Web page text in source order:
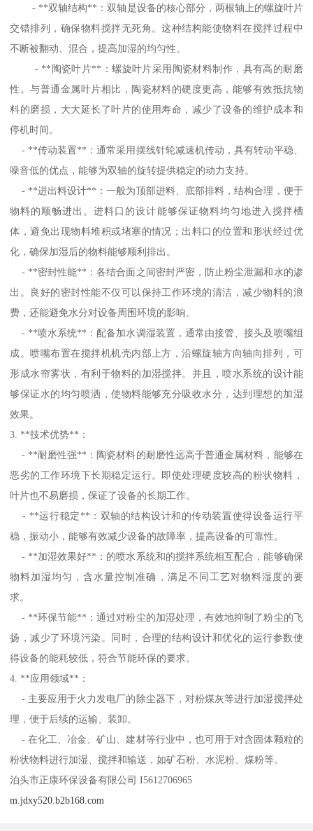
- **双轴结构**：双轴是设备的核心部分，两根轴上的螺旋叶片
交错排列，确保物料搅拌无死角。这种结构能使物料在搅拌过程中
不断被翻动、混合，提高加湿的均匀性。
- **陶瓷叶片**：螺旋叶片采用陶瓷材料制作，具有高的耐磨
性。与普通金属叶片相比，陶瓷材料的硬度更高，能够有效抵抗物
料的磨损，大大延长了叶片的使用寿命，减少了设备的维护成本和
停机时间。
- **传动装置**：通常采用摆线针轮减速机传动，具有转动平稳、
噪音低的优点，能够为双轴的旋转提供稳定的动力支持。
- **进出料设计**：一般为顶部进料、底部排料，结构合理，便于
物料的顺畅进出。进料口的设计能够保证物料均匀地进入搅拌槽
体，避免出现物料堆积或堵塞的情况；出料口的位置和形状经过优
化，确保加湿后的物料能够顺利排出。
- **密封性能**：各结合面之间密封严密，防止粉尘泄漏和水的渗
出。良好的密封性能不仅可以保持工作环境的清洁，减少物料的浪
费，还能避免水分对设备周围环境的影响。
- **喷水系统**：配备加水调湿装置，通常由接管、接头及喷嘴组
成。喷嘴布置在搅拌机机壳内部上方，沿螺旋轴方向轴向排列，可
形成水帘雾状，有利于物料的加湿搅拌。并且，喷水系统的设计能
够保证水的均匀喷洒，使物料能够充分吸收水分，达到理想的加湿
效果。
3. **技术优势**：
- **耐磨性强**：陶瓷材料的耐磨性远高于普通金属材料，能够在
恶劣的工作环境下长期稳定运行。即使处理硬度较高的粉状物料，
叶片也不易磨损，保证了设备的长期工作。
- **运行稳定**：双轴的结构设计和的传动装置使得设备运行平
稳，振动小，能够有效减少设备的故障率，提高设备的可靠性。
- **加湿效果好**：的喷水系统和的搅拌系统相互配合，能够确保
物料加湿均匀，含水量控制准确，满足不同工艺对物料湿度的要
求。
- **环保节能**：通过对粉尘的加湿处理，有效地抑制了粉尘的飞
扬，减少了环境污染。同时，合理的结构设计和优化的运行参数使
得设备的能耗较低，符合节能环保的要求。
4. **应用领域**：
- 主要应用于火力发电厂的除尘器下，对粉煤灰等进行加湿搅拌处
理，便于后续的运输、装卸。
- 在化工、冶金、矿山、建材等行业中，也可用于对含固体颗粒的
粉状物料进行加湿、搅拌和输送，如矿石粉、水泥粉、煤粉等。
泊头市正康环保设备有限公司 I5612706965
m.jdxy520.b2b168.com